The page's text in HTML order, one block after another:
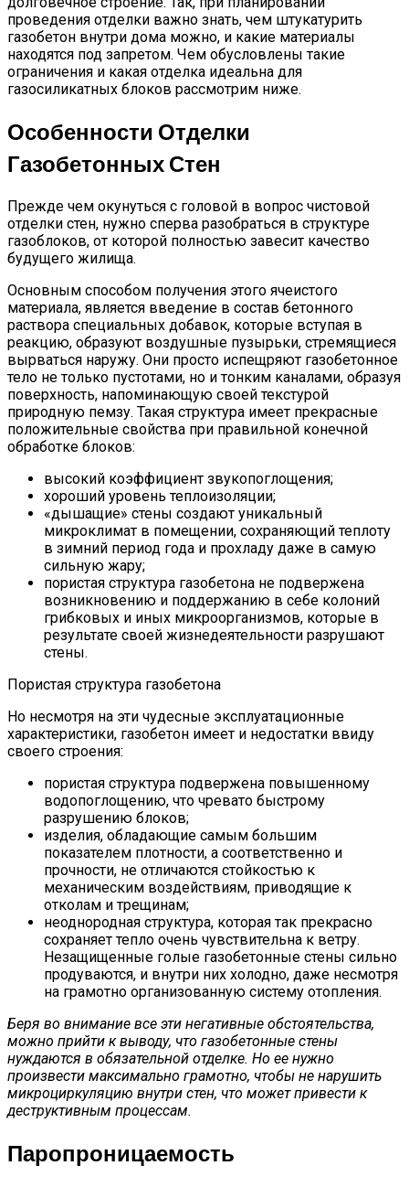
проведения отделки важно знать, чем штукатурить
газобетон внутри дома можно, и какие материалы
находятся под запретом. Чем обусловлены такие
ограничения и какая отделка идеальна для
газосиликатных блоков рассмотрим ниже.
Особенности Отделки
Газобетонных Стен
Прежде чем окунуться с головой в вопрос чистовой
отделки стен, нужно сперва разобраться в структуре
газоблоков, от которой полностью завесит качество
будущего жилища.
Основным способом получения этого ячеистого
материала, является введение в состав бетонного
раствора специальных добавок, которые вступая в
реакцию, образуют воздушные пузырьки, стремящиеся
вырваться наружу. Они просто испещряют газобетонное
тело не только пустотами, но и тонким каналами, образуя
поверхность, напоминающую своей текстурой
природную пемзу. Такая структура имеет прекрасные
положительные свойства при правильной конечной
обработке блоков:
высокий коэффициент звукопоглощения;
хороший уровень теплоизоляции;
«дышащие» стены создают уникальный
микроклимат в помещении, сохраняющий теплоту
в зимний период года и прохладу даже в самую
сильную жару;
пористая структура газобетона не подвержена
возникновению и поддержанию в себе колоний
грибковых и иных микроорганизмов, которые в
результате своей жизнедеятельности разрушают
стены.
Пористая структура газобетона
Но несмотря на эти чудесные эксплуатационные
характеристики, газобетон имеет и недостатки ввиду
своего строения:
пористая структура подвержена повышенному
водопоглощению, что чревато быстрому
разрушению блоков;
изделия, обладающие самым большим
показателем плотности, а соответственно и
прочности, не отличаются стойкостью к
механическим воздействиям, приводящие к
отколам и трещинам;
неоднородная структура, которая так прекрасно
сохраняет тепло очень чувствительна к ветру.
Незащищенные голые газобетонные стены сильно
продуваются, и внутри них холодно, даже несмотря
на грамотно организованную систему отопления.
Беря во внимание все эти негативные обстоятельства,
можно прийти к выводу, что газобетонные стены
нуждаются в обязательной отделке. Но ее нужно
произвести максимально грамотно, чтобы не нарушить
микроциркуляцию внутри стен, что может привести к
деструктивным процессам.
Паропроницаемость